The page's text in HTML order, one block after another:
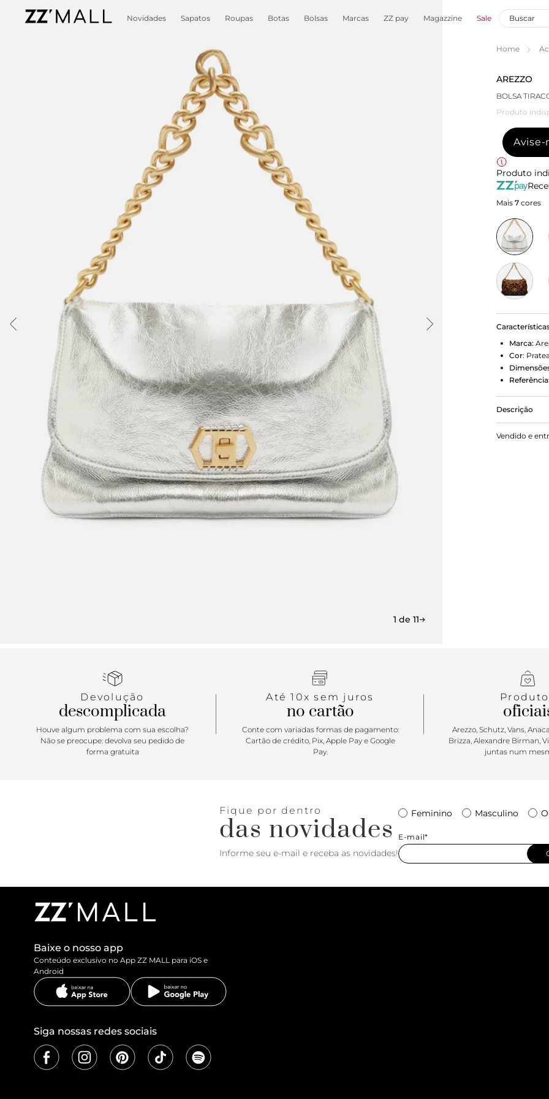
Novidades Sapatos Roupas Botas Bolsas Marcas ZZ pay Magazzine Sale
1 de 11
Home
AREZZO
BOLSA
Produto
Avise-
Produto
Mais 7 cores
Marca:
Cor:
Referência:
Descrição
Bolsa
formato
Vendido e
Devolução
descomplicada
Houve algum problema com sua escolha?
Não se preocupe: devolva seu pedido de
forma gratuita
Até 10x sem juros
no cartão
Conte com variadas formas de pagamento:
Cartão de crédito, Pix, Apple Pay e Google
Pay.
Arezzo, Schutz, Vans,
Brizza, Alexandre Birman,
juntas num
Fique por dentro
das novidades
Informe seu e-mail e receba as novidades!
Feminino Masculino
E-mail*
Baixe o nosso app
Conteúdo exclusivo no App ZZ MALL para iOS e
Android
Siga nossas redes sociais